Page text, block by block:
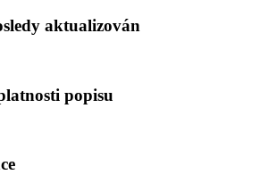
aktualizován
popisu